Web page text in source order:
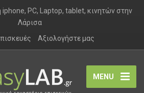
PC, Laptop, tablet, κινητών στην
Λάρισα
Αξιολογήστε μας
MENU